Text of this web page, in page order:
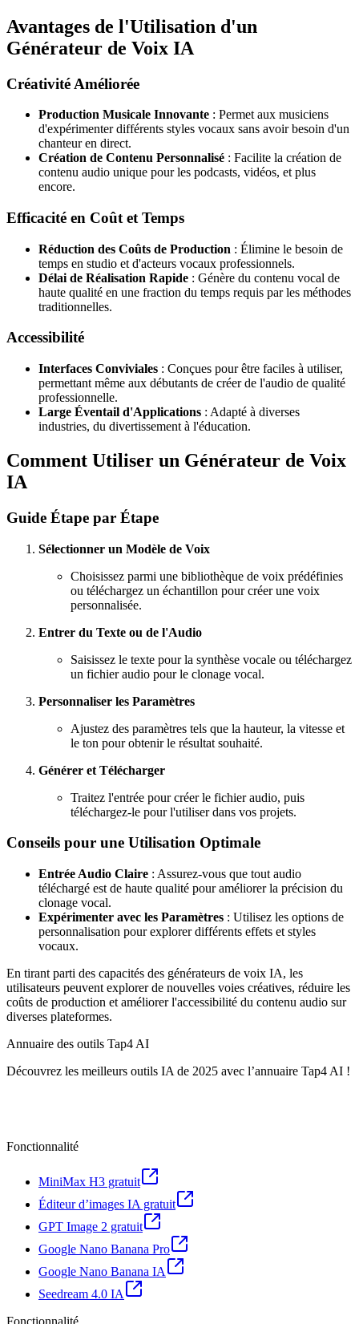
Avantages de l'Utilisation d'un
Générateur de Voix IA
Créativité Améliorée
Production Musicale Innovante : Permet aux musiciens
d'expérimenter différents styles vocaux sans avoir besoin d'un
chanteur en direct.
Création de Contenu Personnalisé : Facilite la création de
contenu audio unique pour les podcasts, vidéos, et plus
encore.
Efficacité en Coût et Temps
Réduction des Coûts de Production : Élimine le besoin de
temps en studio et d'acteurs vocaux professionnels.
Délai de Réalisation Rapide : Génère du contenu vocal de
haute qualité en une fraction du temps requis par les méthodes
traditionnelles.
Accessibilité
Interfaces Conviviales : Conçues pour être faciles à utiliser,
permettant même aux débutants de créer de l'audio de qualité
professionnelle.
Large Éventail d'Applications : Adapté à diverses
industries, du divertissement à l'éducation.
Comment Utiliser un Générateur de Voix
IA
Guide Étape par Étape
Sélectionner un Modèle de Voix
Choisissez parmi une bibliothèque de voix prédéfinies
ou téléchargez un échantillon pour créer une voix
personnalisée.
Entrer du Texte ou de l'Audio
Saisissez le texte pour la synthèse vocale ou téléchargez
un fichier audio pour le clonage vocal.
Personnaliser les Paramètres
Ajustez des paramètres tels que la hauteur, la vitesse et
le ton pour obtenir le résultat souhaité.
Générer et Télécharger
Traitez l'entrée pour créer le fichier audio, puis
téléchargez-le pour l'utiliser dans vos projets.
Conseils pour une Utilisation Optimale
Entrée Audio Claire : Assurez-vous que tout audio
téléchargé est de haute qualité pour améliorer la précision du
clonage vocal.
Expérimenter avec les Paramètres : Utilisez les options de
personnalisation pour explorer différents effets et styles
vocaux.
En tirant parti des capacités des générateurs de voix IA, les
utilisateurs peuvent explorer de nouvelles voies créatives, réduire les
coûts de production et améliorer l'accessibilité du contenu audio sur
diverses plateformes.
Annuaire des outils Tap4 AI
Découvrez les meilleurs outils IA de 2025 avec l’annuaire Tap4 AI !
Fonctionnalité
MiniMax H3 gratuit
Éditeur d’images IA gratuit
GPT Image 2 gratuit
Google Nano Banana Pro
Google Nano Banana IA
Seedream 4.0 IA